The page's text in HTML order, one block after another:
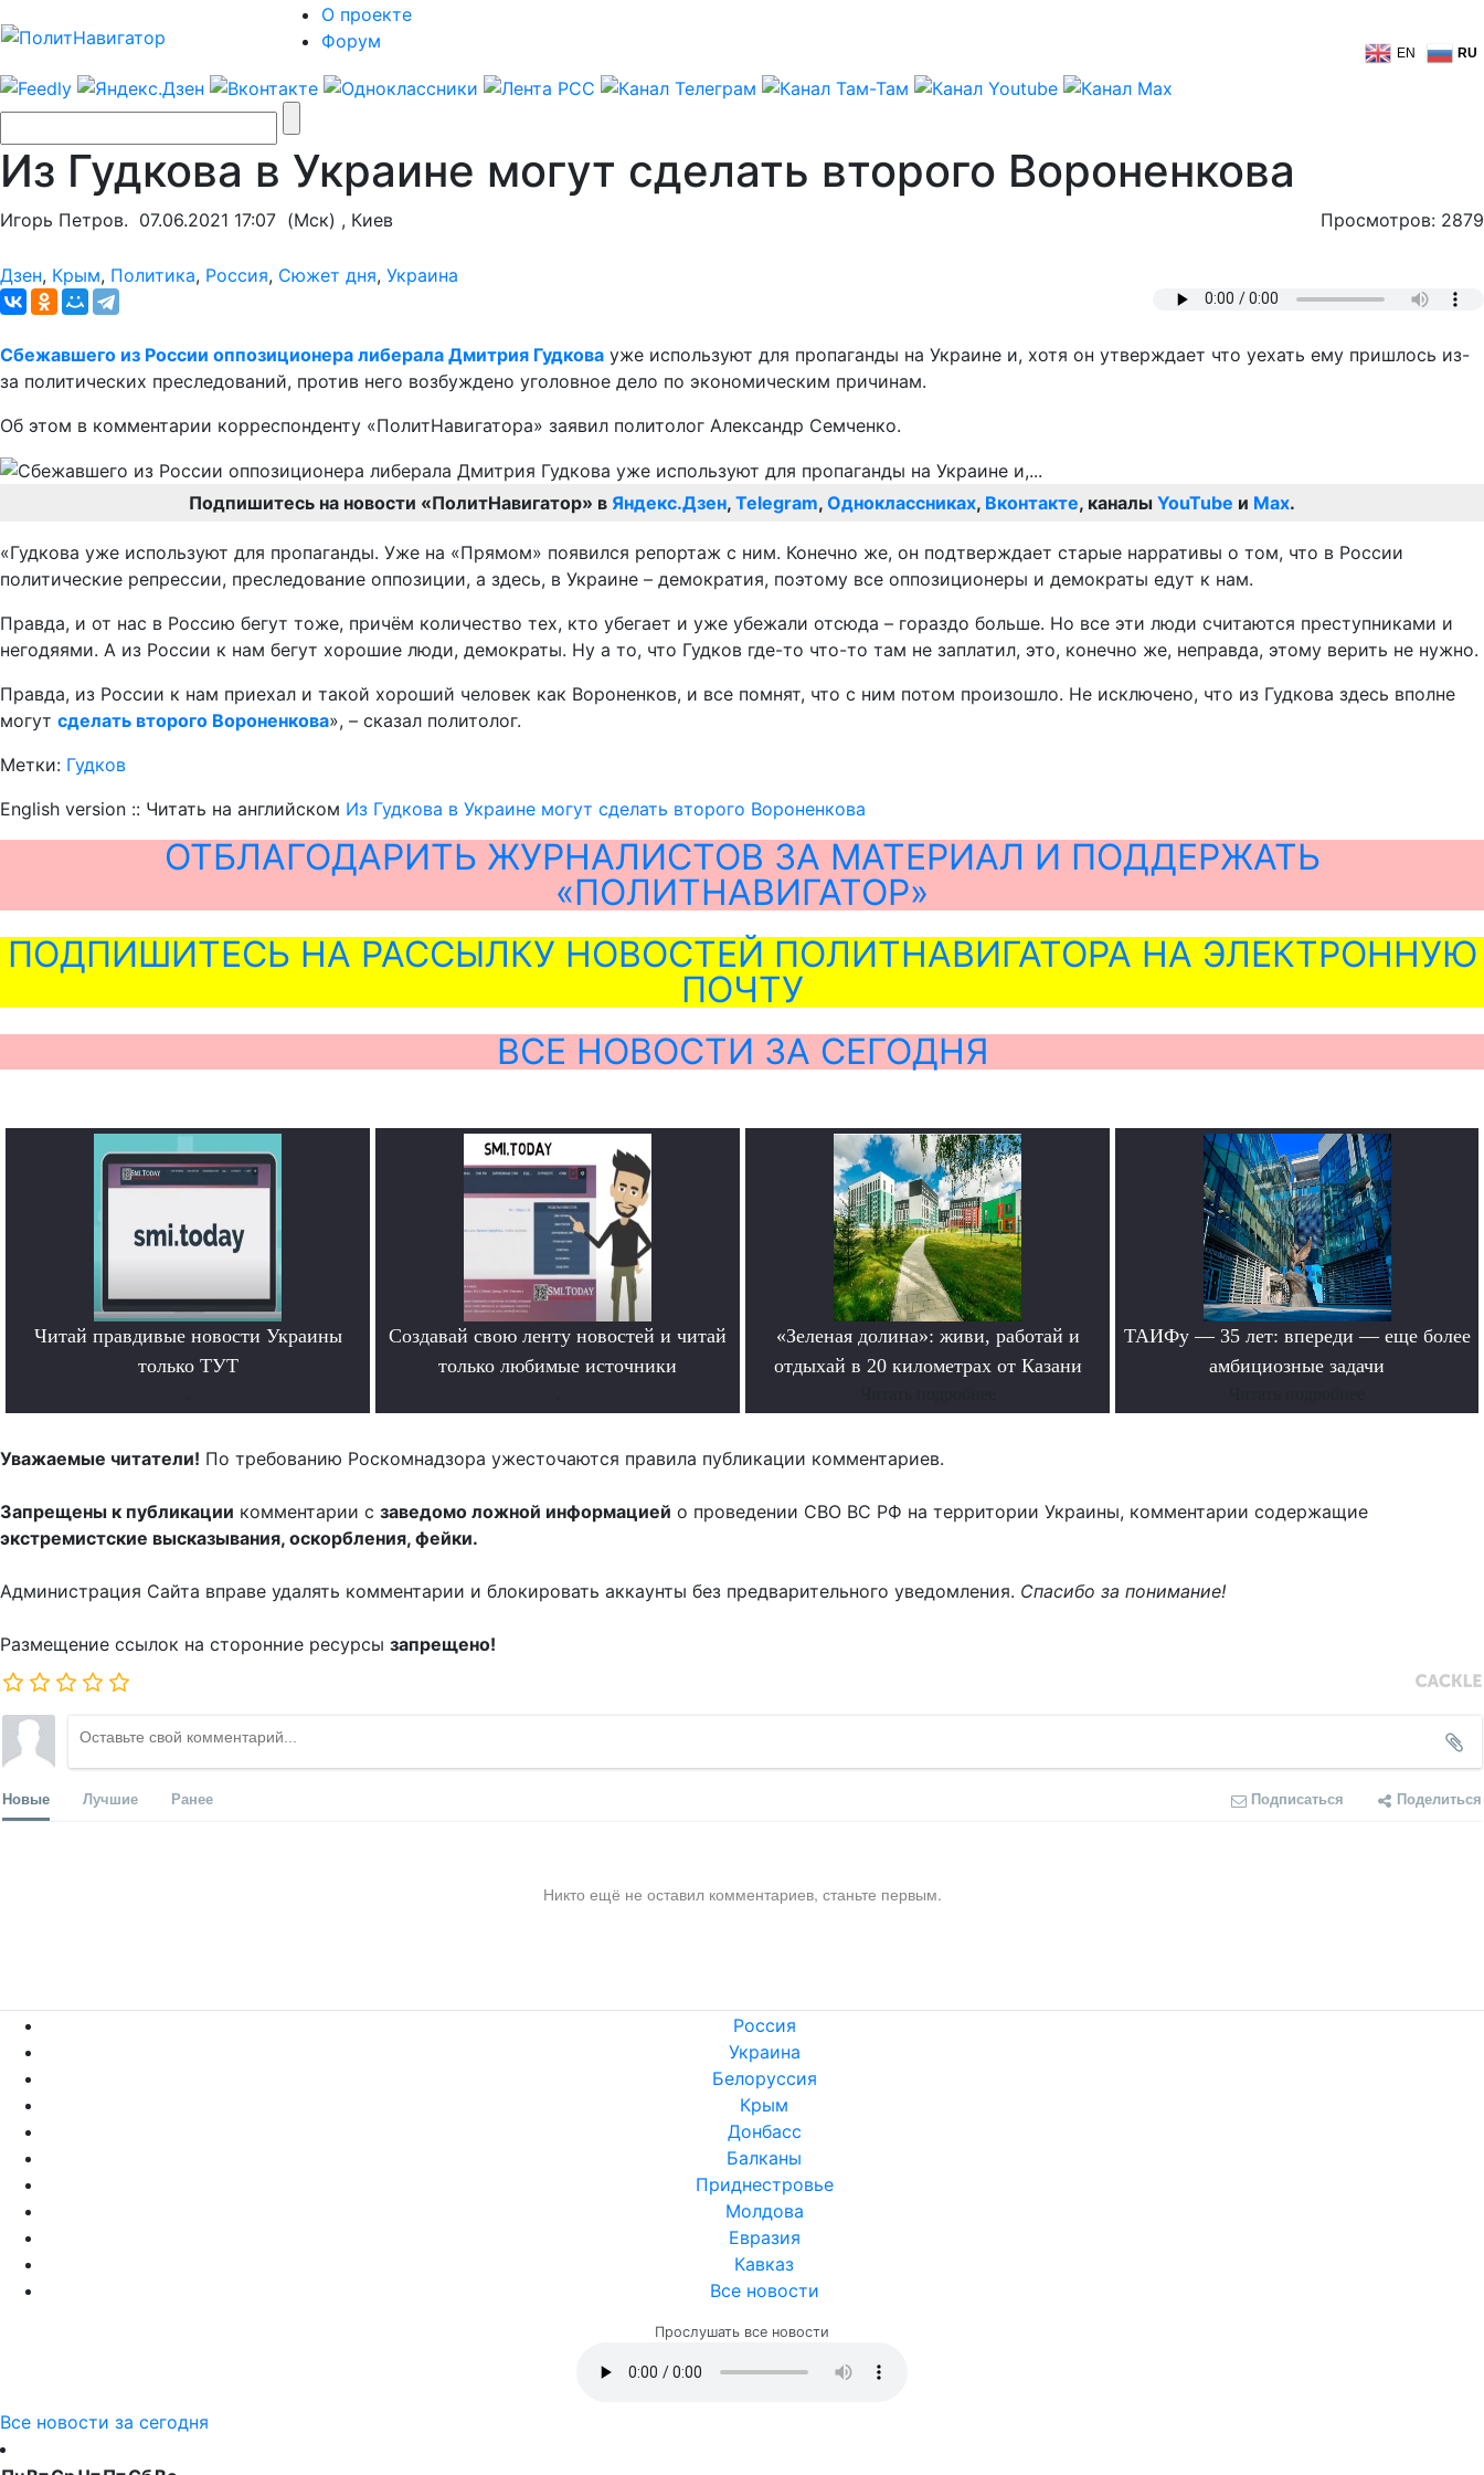
О проекте
Форум
EN RU
Из Гудкова в Украине могут сделать второго Вороненкова
Игорь Петров. 07.06.2021 17:07 (Мск) , Киев Просмотров: 2879
Дзен, Крым, Политика, Россия, Сюжет дня, Украина
Сбежавшего из России оппозиционера либерала Дмитрия Гудкова уже используют для пропаганды на Украине и, хотя он утверждает что уехать ему пришлось из-
за политических преследований, против него возбуждено уголовное дело по экономическим причинам.
Об этом в комментарии корреспонденту «ПолитНавигатора» заявил политолог Александр Семченко.
Подпишитесь на новости «ПолитНавигатор» в Яндекс.Дзен, Telegram, Одноклассниках, Вконтакте, каналы YouTube и Max.
«Гудкова уже используют для пропаганды. Уже на «Прямом» появился репортаж с ним. Конечно же, он подтверждает старые нарративы о том, что в России
политические репрессии, преследование оппозиции, а здесь, в Украине – демократия, поэтому все оппозиционеры и демократы едут к нам.
Правда, и от нас в Россию бегут тоже, причём количество тех, кто убегает и уже убежали отсюда – гораздо больше. Но все эти люди считаются преступниками и
негодяями. А из России к нам бегут хорошие люди, демократы. Ну а то, что Гудков где-то что-то там не заплатил, это, конечно же, неправда, этому верить не нужно.
Правда, из России к нам приехал и такой хороший человек как Вороненков, и все помнят, что с ним потом произошло. Не исключено, что из Гудкова здесь вполне
могут сделать второго Вороненкова», – сказал политолог.
Метки: Гудков
English version :: Читать на английском Из Гудкова в Украине могут сделать второго Вороненкова
ОТБЛАГОДАРИТЬ ЖУРНАЛИСТОВ ЗА МАТЕРИАЛ И ПОДДЕРЖАТЬ
«ПОЛИТНАВИГАТОР»
ПОДПИШИТЕСЬ НА РАССЫЛКУ НОВОСТЕЙ ПОЛИТНАВИГАТОРА НА ЭЛЕКТРОННУЮ
ПОЧТУ
ВСЕ НОВОСТИ ЗА СЕГОДНЯ
Читай правдивые новости Украины
только ТУТ
Создавай свою ленту новостей и читай
только любимые источники
«Зеленая долина»: живи, работай и
отдыхай в 20 километрах от Казани
ТАИФу — 35 лет: впереди — еще более
амбициозные задачи
Уважаемые читатели! По требованию Роскомнадзора ужесточаются правила публикации комментариев.
Запрещены к публикации комментарии с заведомо ложной информацией о проведении СВО ВС РФ на территории Украины, комментарии содержащие
экстремистские высказывания, оскорбления, фейки.
Администрация Сайта вправе удалять комментарии и блокировать аккаунты без предварительного уведомления. Спасибо за понимание!
Размещение ссылок на сторонние ресурсы запрещено!
Новые Лучшие Ранее Подписаться Поделиться
Никто ещё не оставил комментариев, станьте первым.
Россия
Украина
Белоруссия
Крым
Донбасс
Балканы
Приднестровье
Молдова
Евразия
Кавказ
Все новости
Прослушать все новости
Все новости за сегодня